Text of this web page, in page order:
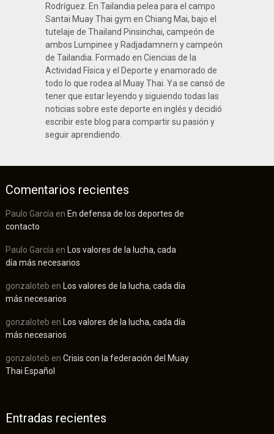
Rodríguez. En Tailandia pelea para el campo
Santai Muay Thai gym en Chiang Mai, bajo el
tutelaje de Thailand Pinsinchai, campeón de
ambos Lumpinee y Radjadamnern y campeón
de Tailandia. Formado en Ciencias de la
Actividad Física y el Deporte y enamorado de
todo lo que rodea al Muay Thai. Ya se cansó de
tener que estar leyendo y siguiendo todas las
noticias sobre este deporte en inglés y decidió
escribir este blog para compartir su pasión y
seguir aprendiendo.
Comentarios recientes
Paulo García en En defensa de los deportes de
contacto
Paulo García en Los valores de la lucha, cada
día más necesarios
gonzaloteb en Los valores de la lucha, cada día
más necesarios
gonzaloteb en Los valores de la lucha, cada día
más necesarios
gonzaloteb en Crisis con la federación del Muay
Thai Español
Entradas recientes